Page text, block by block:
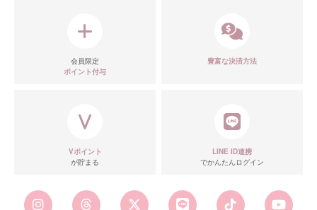
会員限定
ポイント付与
豊富な決済方法
Vポイント
が貯まる
LINE ID連携
でかんたんログイン